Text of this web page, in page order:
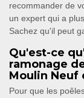
recommander de
un expert qui a
Sachez qu'il peut
Qu'est-ce
ramonage
Moulin Neuf
Pour que les